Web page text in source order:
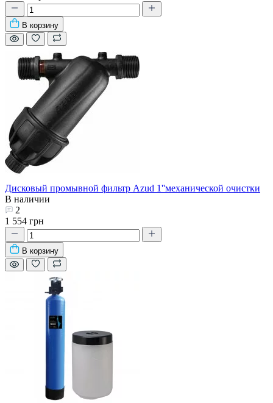
В корзину
Дисковый промывной фильтр Azud 1''механической очистки
В наличии
2
1 554 грн
В корзину